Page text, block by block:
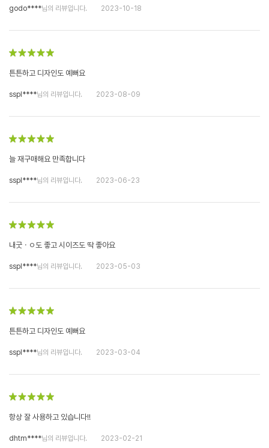
godo****님의 리뷰입니다. 2023-10-18
튼튼하고 디자인도 예뻐요
sspl****님의 리뷰입니다. 2023-08-09
늘 재구매해요 만족합니다
sspl****님의 리뷰입니다. 2023-06-23
내굿ㆍㅇ도 좋고 시이즈도 딱 좋아요
sspl****님의 리뷰입니다. 2023-05-03
튼튼하고 디자인도 예뻐요
sspl****님의 리뷰입니다. 2023-03-04
항상 잘 사용하고 있습니다!!
dhtm****님의 리뷰입니다. 2023-02-21